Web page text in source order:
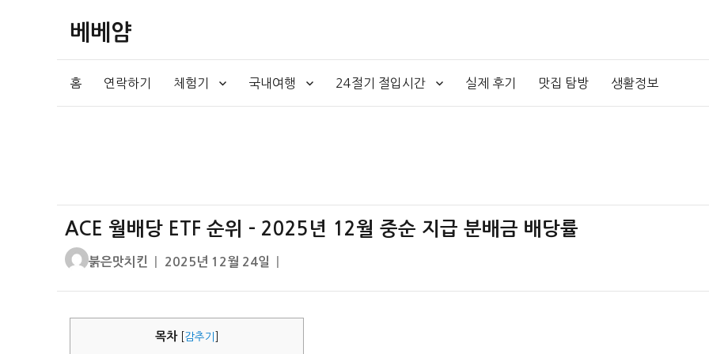
베베얌
홈 연락하기 체험기 국내여행 24절기 절입시간 실제 후기 맛집 탐방 생활정보
ACE 월배당 ETF 순위 – 2025년 12월 중순 지급 분배금 배당률
글
붉은맛치킨
작
자
2025년 12월 24일
목차 감추기